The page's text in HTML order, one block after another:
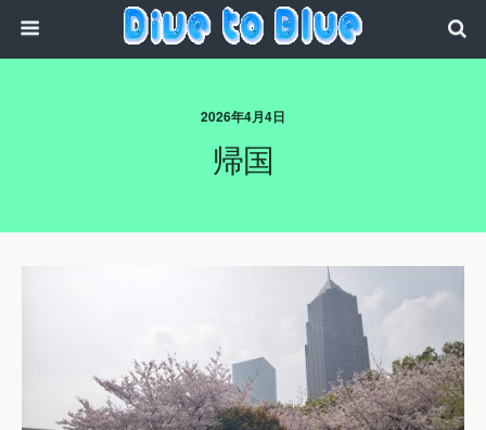
2026年4月4日
帰国